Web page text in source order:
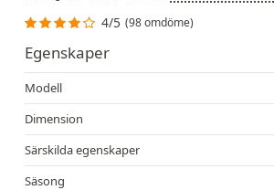
4/5 (98 omdöme)
Egenskaper
Modell
Dimension
Särskilda egenskaper
Säsong